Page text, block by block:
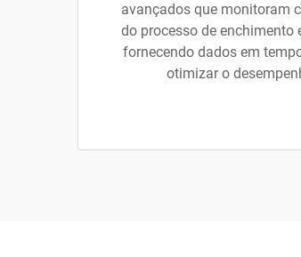
avançados que monitoram
do processo de enchimento
fornecendo dados em
otimizar o